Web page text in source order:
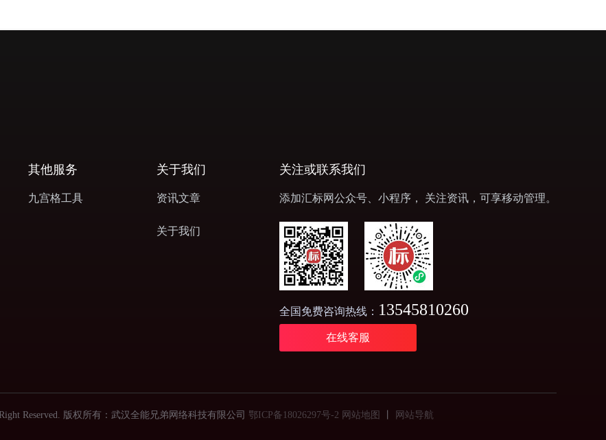
其他服务
九宫格工具
关于我们
资讯文章
关于我们
关注或联系我们
添加汇标网公众号、小程序， 关注资讯，可享移动管理。
全国免费咨询热线： 13545810260
在线客服
Reserved. 版权所有：武汉全能兄弟网络科技有限公司 鄂ICP备18026297号-2 网站地图 网站导航